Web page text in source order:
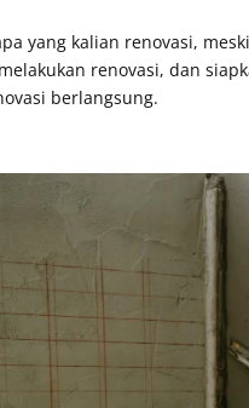
yang kalian renovasi,
renovasi, dan
berlangsung.